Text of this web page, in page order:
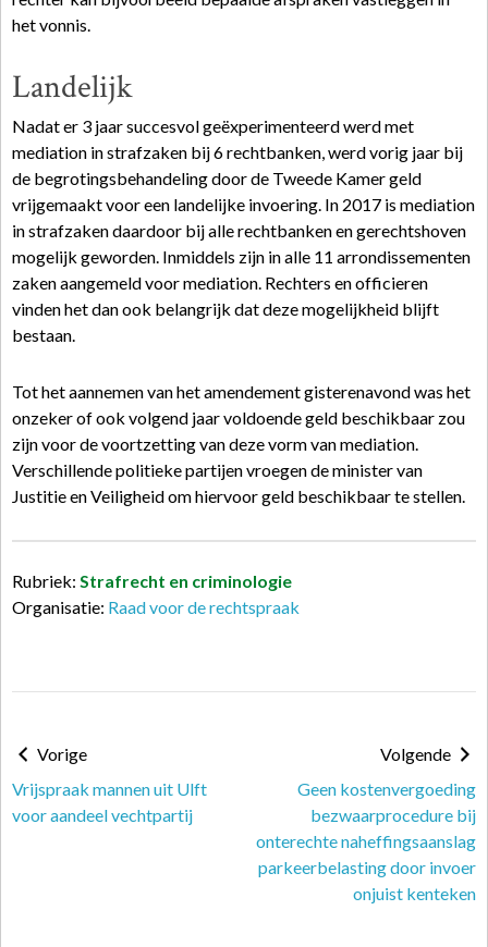
het vonnis.
Landelijk
Nadat er 3 jaar succesvol geëxperimenteerd werd met
mediation in strafzaken bij 6 rechtbanken, werd vorig jaar bij
de begrotingsbehandeling door de Tweede Kamer geld
vrijgemaakt voor een landelijke invoering. In 2017 is mediation
in strafzaken daardoor bij alle rechtbanken en gerechtshoven
mogelijk geworden. Inmiddels zijn in alle 11 arrondissementen
zaken aangemeld voor mediation. Rechters en officieren
vinden het dan ook belangrijk dat deze mogelijkheid blijft
bestaan.
Tot het aannemen van het amendement gisterenavond was het
onzeker of ook volgend jaar voldoende geld beschikbaar zou
zijn voor de voortzetting van deze vorm van mediation.
Verschillende politieke partijen vroegen de minister van
Justitie en Veiligheid om hiervoor geld beschikbaar te stellen.
Rubriek: Strafrecht en criminologie
Organisatie: Raad voor de rechtspraak
Vorige
Vrijspraak mannen uit Ulft
voor aandeel vechtpartij
Volgende
Geen kostenvergoeding
bezwaarprocedure bij
onterechte naheffingsaanslag
parkeerbelasting door invoer
onjuist kenteken